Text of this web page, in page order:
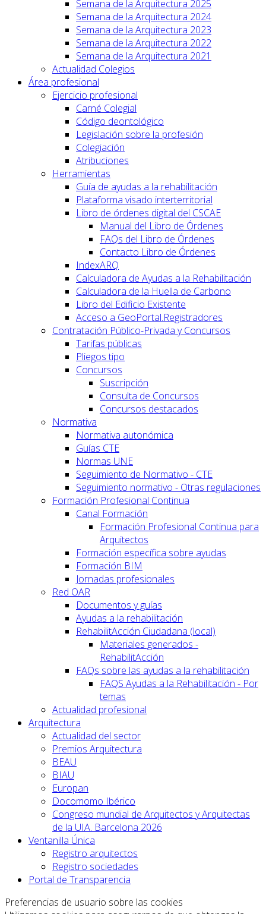
Semana de la Arquitectura 2025
Semana de la Arquitectura 2024
Semana de la Arquitectura 2023
Semana de la Arquitectura 2022
Semana de la Arquitectura 2021
Actualidad Colegios
Área profesional
Ejercicio profesional
Carné Colegial
Código deontológico
Legislación sobre la profesión
Colegiación
Atribuciones
Herramientas
Guía de ayudas a la rehabilitación
Plataforma visado interterritorial
Libro de órdenes digital del CSCAE
Manual del Libro de Órdenes
FAQs del Libro de Órdenes
Contacto Libro de Órdenes
IndexARQ
Calculadora de Ayudas a la Rehabilitación
Calculadora de la Huella de Carbono
Libro del Edificio Existente
Acceso a GeoPortal.Registradores
Contratación Público-Privada y Concursos
Tarifas públicas
Pliegos tipo
Concursos
Suscripción
Consulta de Concursos
Concursos destacados
Normativa
Normativa autonómica
Guías CTE
Normas UNE
Seguimiento de Normativo - CTE
Seguimiento normativo - Otras regulaciones
Formación Profesional Continua
Canal Formación
Formación Profesional Continua para
Arquitectos
Formación específica sobre ayudas
Formación BIM
Jornadas profesionales
Red OAR
Documentos y guías
Ayudas a la rehabilitación
RehabilitAcción Ciudadana (local)
Materiales generados -
RehabilitAcción
FAQs sobre las ayudas a la rehabilitación
FAQS Ayudas a la Rehabilitación - Por
temas
Actualidad profesional
Arquitectura
Actualidad del sector
Premios Arquitectura
BEAU
BIAU
Europan
Docomomo Ibérico
Congreso mundial de Arquitectos y Arquitectas
de la UIA. Barcelona 2026
Ventanilla Única
Registro arquitectos
Registro sociedades
Portal de Transparencia
Preferencias de usuario sobre las cookies